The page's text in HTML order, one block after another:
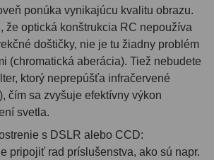
2"17
a ostrenie1
ponúka vynikajúcu kvalitu obrazu.
že optická konštrukcia RC nepoužíva
doštičky, nie je tu žiadny problém
(chromatická aberácia). Tiež nebudete
ktorý neprepúšťa infračervené
čím sa zvyšuje efektívny výkon
svetla.
s DSLR alebo CCD:
pripojiť rad príslušenstva, ako sú napr.